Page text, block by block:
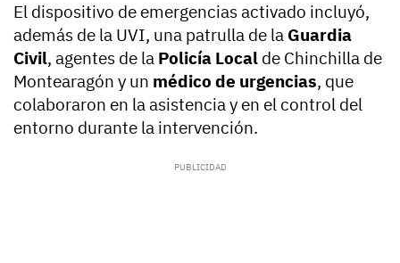
El dispositivo de emergencias activado incluyó,
además de la UVI, una patrulla de la Guardia
Civil, agentes de la Policía Local de Chinchilla de
Montearagón y un médico de urgencias, que
colaboraron en la asistencia y en el control del
entorno durante la intervención.